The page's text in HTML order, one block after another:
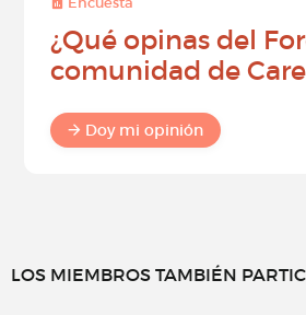
¿Qué opinas del
comunidad de
Doy mi opinión
LOS MIEMBROS TAMBIÉN